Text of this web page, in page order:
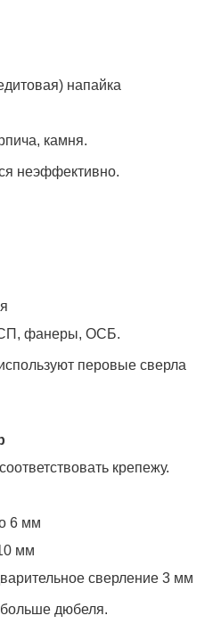
напайка
камня.
неэффективно.
фанеры, ОСБ.
перовые сверла
крепежу.
6 мм
мм
сверление 3 мм
дюбеля.